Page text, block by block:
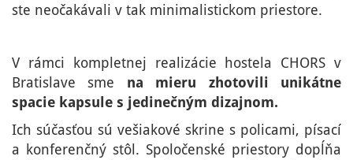
ste neočakávali v tak minimalistickom priestore.
V rámci kompletnej realizácie hostela CHORS v
Bratislave sme na mieru zhotovili unikátne
spacie kapsule s jedinečným dizajnom.
Ich súčasťou sú vešiakové skrine s policami, písací
a konferenčný stôl. Spoločenské priestory dopĺňa